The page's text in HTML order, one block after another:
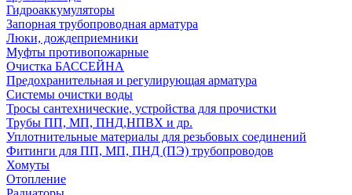
Гидроаккумуляторы
Запорная трубопроводная арматура
Люки, дождеприемники
Муфты противопожарные
Очистка БАССЕЙНА
Предохранительная и регулирующая арматура
Системы очистки воды
Тросы сантехнические, устройства для прочистки
Трубы ПП, МП, ПНД,НПВХ и др.
Уплотнительные материалы для резьбовых соединений
Фитинги для ПП, МП, ПНД (ПЭ) трубопроводов
Хомуты
Отопление